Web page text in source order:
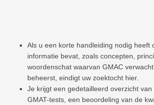
Als u een korte handleiding nodig heeft
informatie bevat, zoals concepten,
woordenschat waarvan GMAC
beheerst, eindigt uw zoektocht hier.
Je krijgt een gedetailleerd overzicht van
GMAT-tests, een beoordeling van de